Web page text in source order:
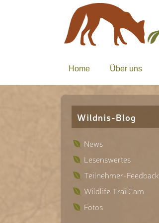
Home Über uns
Wildnis-Blog
News
Lesenswertes
Teilnehmer-Feedback
Wildlife TrailCam
Fotos